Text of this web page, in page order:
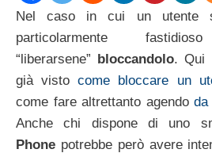
Nel caso in cui un utente
particolarmente
“liberarsene” bloccandolo. Qui
già vistocome bloccare un
come fare altrettanto agendo da
Anche chi dispone di uno
Phone potrebbe però avere